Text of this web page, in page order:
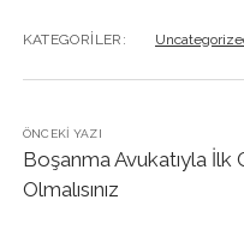
KATEGORILER:
ÖNCEKI YAZI
Boşanma Avukatıyla İlk
Olmalısınız